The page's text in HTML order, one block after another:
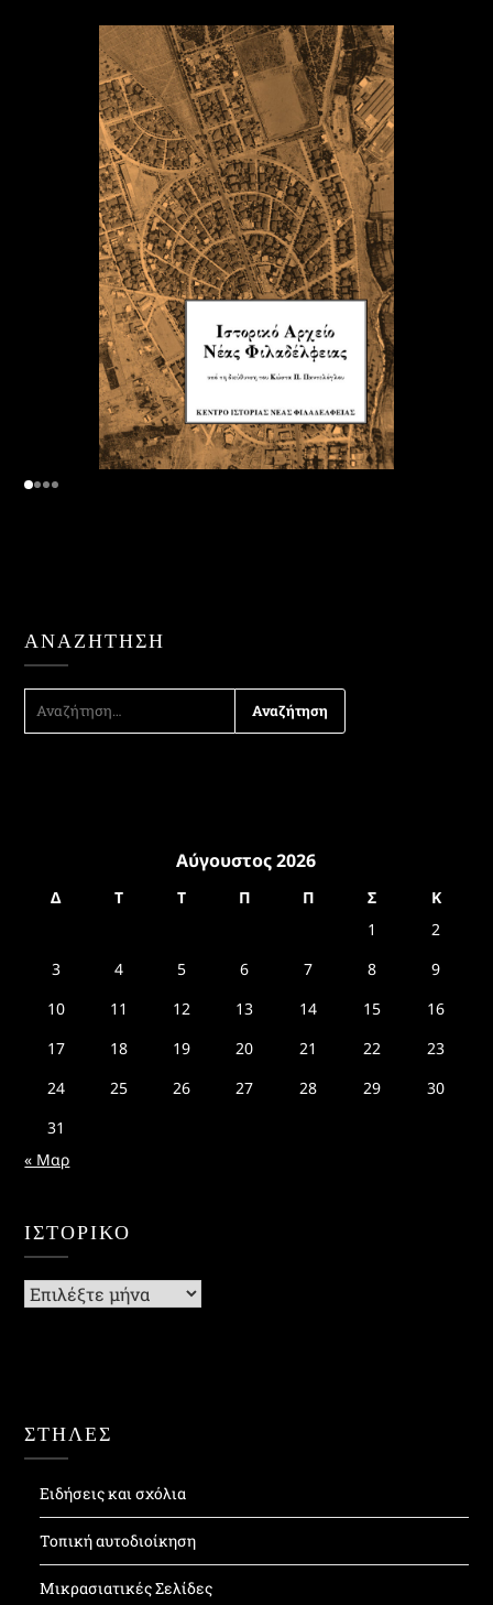
ΑΝΑΖΉΤΗΣΗ
ΑΝΑΖΉΤΗΣΗ
ΓΙΑ:
Αύγουστος 2026
Δ Τ Τ Π Π Σ
Κ
1
2
3
4 5 6 7 8
9
10
11 12 13 14 15
16
17
18 19 20 21 22
23
24
25 26 27 28 29
30
31
« Μαρ
ΙΣΤΟΡΙΚΌ
Ιστορικό
ΣΤΗΛΕΣ
Ειδήσεις και σχόλια
Τοπική αυτοδιοίκηση
Μικρασιατικές Σελίδες